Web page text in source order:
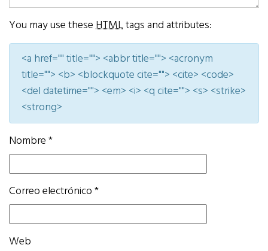
You may use theseHTMLtags and attributes:
<a href="" title=""> <abbr title=""> <acronym
title=""> <b> <blockquote cite=""> <cite> <code>
<del datetime=""> <em> <i> <q cite=""> <s> <strike>
<strong>
Nombre*
Correo electrónico*
Web